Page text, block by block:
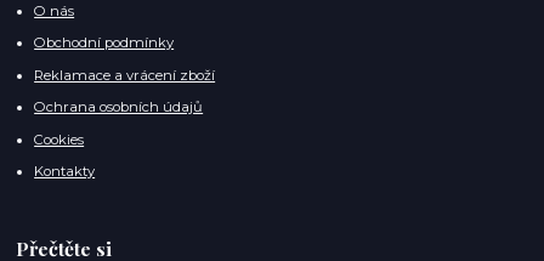
O nás
Obchodní podmínky
Reklamace a vrácení zboží
Ochrana osobních údajů
Cookies
Kontakty
Přečtěte si